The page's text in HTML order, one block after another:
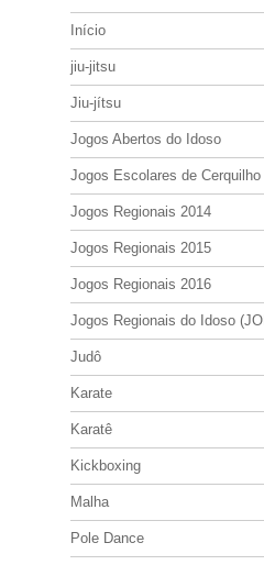
Início
jiu-jitsu
Jiu-jítsu
Jogos Abertos do Idoso
Jogos Escolares de Cerquilho
Jogos Regionais 2014
Jogos Regionais 2015
Jogos Regionais 2016
Jogos Regionais do Idoso
Judô
Karate
Karatê
Kickboxing
Malha
Pole Dance